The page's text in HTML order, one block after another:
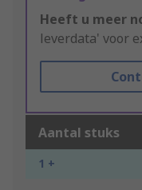
Heeft u meer
leverdata' voor
Aantal stuks
1 +